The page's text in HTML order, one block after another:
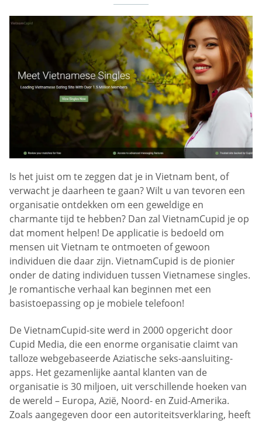
Is het juist om te zeggen dat je in Vietnam bent, of
verwacht je daarheen te gaan? Wilt u van tevoren een
organisatie ontdekken om een geweldige en
charmante tijd te hebben? Dan zal VietnamCupid je op
dat moment helpen! De applicatie is bedoeld om
mensen uit Vietnam te ontmoeten of gewoon
individuen die daar zijn. VietnamCupid is de pionier
onder de dating individuen tussen Vietnamese singles.
Je romantische verhaal kan beginnen met een
basistoepassing op je mobiele telefoon!
De VietnamCupid-site werd in 2000 opgericht door
Cupid Media, die een enorme organisatie claimt van
talloze webgebaseerde Aziatische seks-aansluiting-
apps. Het gezamenlijke aantal klanten van de
organisatie is 30 miljoen, uit verschillende hoeken van
de wereld – Europa, Azië, Noord- en Zuid-Amerika.
Zoals aangegeven door een autoriteitsverklaring, heeft